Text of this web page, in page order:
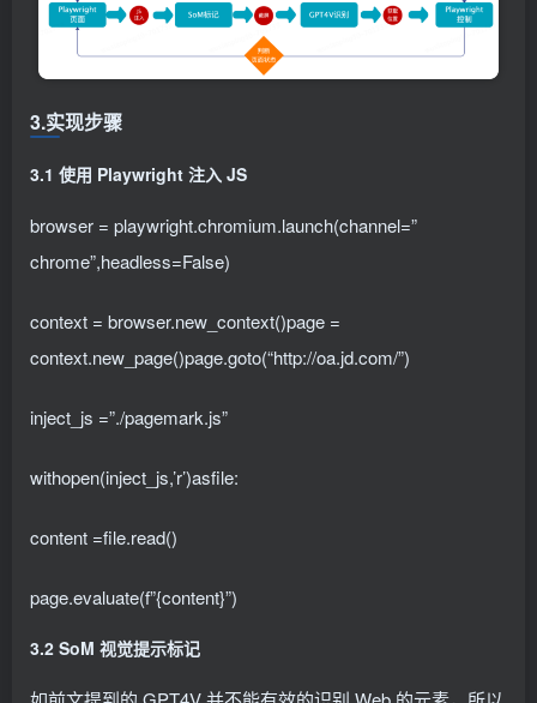
3.实现步骤
3.1 使用 Playwright 注入 JS
browser = playwright.chromium.launch(channel=”
chrome”,headless=False)
context = browser.new_context()page =
context.new_page()page.goto(“http://oa.jd.com/”)
inject_js =”./pagemark.js”
withopen(inject_js,’r’)asfile:
content =file.read()
page.evaluate(f”{content}”)
3.2 SoM 视觉提示标记